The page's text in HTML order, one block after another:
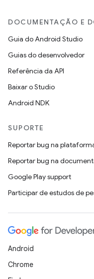
DOCUMENTAÇÃO E
Guia do Android Studio
Guias do desenvolvedor
Referência da API
Baixar o Studio
Android NDK
SUPORTE
Reportar bug na
Reportar bug na
Google Play support
Participar de estudos de
Android
Chrome